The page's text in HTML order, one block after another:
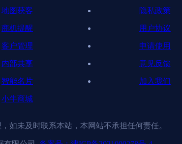
地图获客
商机提醒
客户管理
内部共享
智能名片
小牛商城
隐私政策
用户协议
申请使用
意见反馈
加入我们
如未及时联系本站，本网站不承担任何责任。